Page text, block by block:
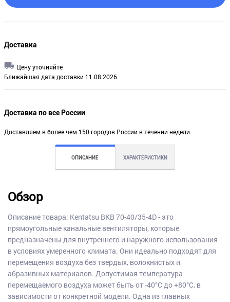
Доставка
Цену уточняйте
Ближайшая дата доставки 11.08.2026
Доставка по все России
Доставляем в более чем 150 городов России в течении недели.
ОПИСАНИЕ ХАРАКТЕРИСТИКИ
Обзор
Описание товара: Kentatsu BKB 70-40/35-4D - это
прямоугольные канальные вентиляторы, которые
предназначены для внутреннего и наружного использования
в условиях умеренного климата. Они идеально подходят для
перемещения воздуха без твердых, волокнистых и
абразивных материалов. Допустимая температура
перемещаемого воздуха может быть от -40°C до +80°C, в
зависимости от конкретной модели. Одна из главных